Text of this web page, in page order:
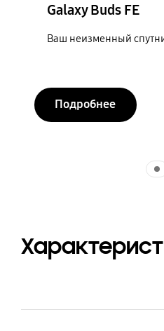
Galaxy Buds FE
Ваш неизменный
Подробнее